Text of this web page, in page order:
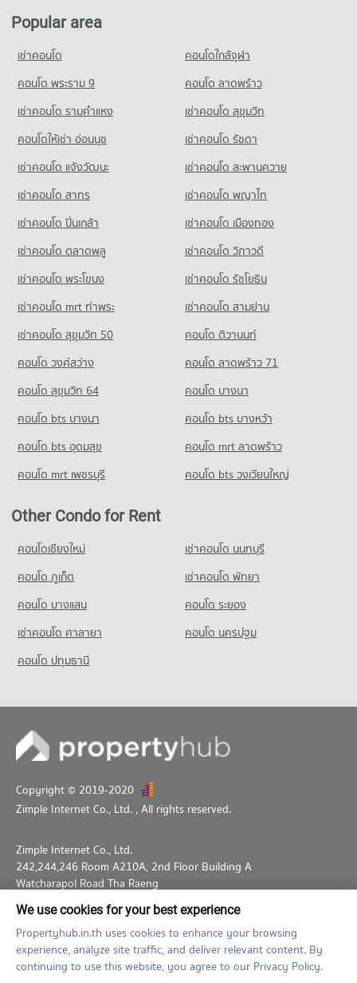
Condo Bhakasa Industrial
2,299 properties for rent
Condo for Sale near Bhakasa Industrial
738 properties for sale
Condo Imperial World Samrong
PROJECT_COUNT
Condo for Rent near Imperial World Samrong
1,657 properties for sale
Popular area
เช่าคอนโด
คอนโดใกล้จุฬา
คอนโด พระราม 9
คอนโด ลาดพร้าว
เช่าคอนโด รามคําแหง
เช่าคอนโด สุขุมวิท
คอนโดให้เช่า อ่อนนุช
เช่าคอนโด รัชดา
เช่าคอนโด แจ้งวัฒนะ
เช่าคอนโด สะพานควาย
เช่าคอนโด สาทร
เช่าคอนโด พญาไท
เช่าคอนโด ปิ่นเกล้า
เช่าคอนโด เมืองทอง
เช่าคอนโด ตลาดพลู
เช่าคอนโด วิภาวดี
เช่าคอนโด พระโขนง
เช่าคอนโด รัชโยธิน
เช่าคอนโด mrt ท่าพระ
เช่าคอนโด สามย่าน
เช่าคอนโด สุขุมวิท 50
คอนโด ติวานนท์
คอนโด วงศ์สว่าง
คอนโด ลาดพร้าว 71
คอนโด สุขุมวิท 64
คอนโด บางนา
คอนโด bts บางนา
คอนโด bts บางหว้า
คอนโด bts อุดมสุข
คอนโด mrt ลาดพร้าว
คอนโด mrt เพชรบุรี
คอนโด bts วงเวียนใหญ่
Other Condo for Rent
คอนโดเชียงใหม่
เช่าคอนโด นนทบุรี
คอนโด ภูเก็ต
เช่าคอนโด พัทยา
คอนโด บางแสน
คอนโด ระยอง
เช่าคอนโด ศาลายา
คอนโด นครปฐม
คอนโด ปทุมธานี
Copyright © 2019-2020
Zimple Internet Co., Ltd. , All rights reserved.
Zimple Internet Co., Ltd.
242,244,246 Room A210A, 2nd Floor Building A
Watcharapol Road Tha Raeng
Bang Khen Bangkok 10230
02-026-3049
support@propertyhub.in.th
Term of Service
Privacy Policy Contact
We use cookies for your best experience
Propertyhub.in.th uses cookies to enhance your browsing
experience, analyze site traffic, and deliver relevant content. By
continuing to use this website, you agree to our Privacy Policy.